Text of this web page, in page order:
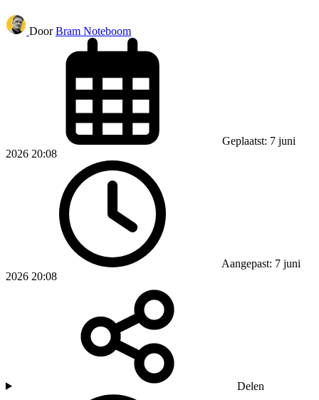
Door Bram Noteboom
Geplaatst: 7 juni
2026 20:08
Aangepast: 7 juni
2026 20:08
Delen